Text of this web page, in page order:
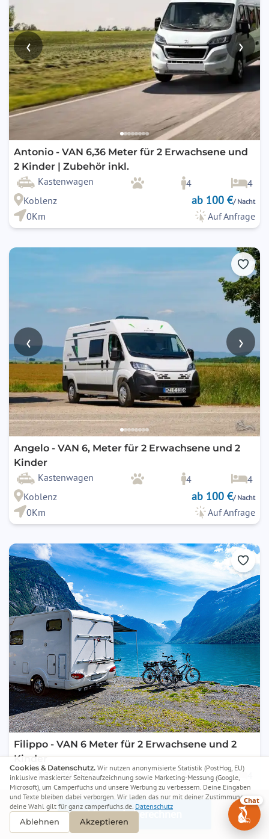
Cookies & Datenschutz. Wir nutzen anonymisierte Statistik (PostHog, EU)
inklusive maskierter Seitenaufzeichnung sowie Marketing-Messung (Google,
Microsoft), um Camperfuchs und unsere Werbung zu verbessern. Deine Eingaben
und Texte bleiben dabei verborgen. Wir laden das nur mit deiner Zustimmung –
deine Wahl gilt für ganz camperfuchs.de. Datenschutz
Ablehnen
Akzeptieren
‹ ›
Antonio - VAN 6,36 Meter für 2 Erwachsene und
2 Kinder | Zubehör inkl.
Kastenwagen 4
4
Koblenz
ab 100 €/ Nacht
0Km Auf Anfrage
‹ ›
Angelo - VAN 6, Meter für 2 Erwachsene und 2
Kinder
Kastenwagen 4
4
Koblenz
ab 100 €/ Nacht
0Km Auf Anfrage
Filippo - VAN 6 Meter für 2 Erwachsene und 2
Kinder
Kastenwagen 4
Koblenz
ab 100 €/ Nacht
0Km Auf Anfrage
Mietpreis berechnen
Chat